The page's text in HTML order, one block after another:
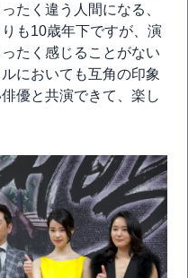
たく違う人間になる、
も10歳年下ですが、演
たく感じることがない
においても互角の印象
優と共演できて、楽し